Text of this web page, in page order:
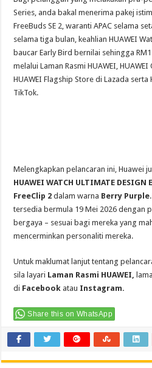
Series, anda bakal menerima pakej
FreeBuds SE 2, waranti APAC selama
selama tiga bulan, keahlian HUAWEI
baucar Early Bird bernilai sehingga
melaluiLaman Rasmi HUAWEI ,
HUAWEI Flagship Store di Lazada serta
TikTok.
Melengkapkan pelancaran ini, Huawei
HUAWEI WATCH ULTIMATE DESIGN
FreeClip 2 dalam warna Berry Purple
tersedia bermula 19 Mei 2026 dengan
bergaya – sesuai bagi mereka yang
mencerminkan personaliti mereka.
Untuk maklumat lanjut tentang
sila layari Laman Rasmi HUAWEI ,
di Facebook atau Instagram.
Share this on WhatsApp